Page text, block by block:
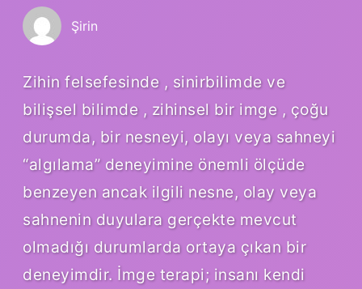
Şirin
Zihin felsefesinde , sinirbilimde ve
bilişsel bilimde , zihinsel bir imge , çoğu
durumda, bir nesneyi, olayı veya sahneyi
“algılama” deneyimine önemli ölçüde
benzeyen ancak ilgili nesne, olay veya
sahnenin duyulara gerçekte mevcut
olmadığı durumlarda ortaya çıkan bir
deneyimdir. İmge terapi; insanı kendi